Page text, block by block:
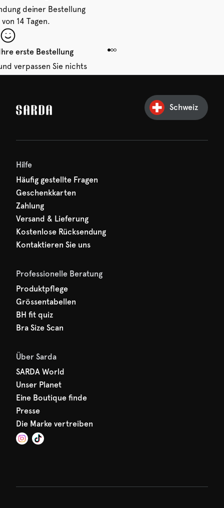
deiner Bestellung
14 Tagen.
erste Bestellung
verpassen Sie nichts
erster Rabatt wartet
Schweiz
Hilfe
Häufig gestellte Fragen
Geschenkkarten
Zahlung
Versand & Lieferung
Kostenlose Rücksendung
Kontaktieren Sie uns
Professionelle Beratung
Produktpflege
Grössentabellen
BH fit quiz
Bra Size Scan
Über Sarda
SARDA World
Unser Planet
Eine Boutique finde
Presse
Die Marke vertreiben